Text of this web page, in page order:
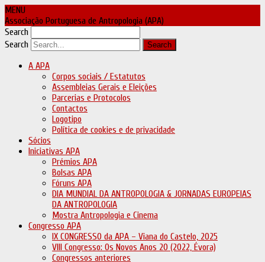
MENU
Associação Portuguesa de Antropologia (APA)
Search
Search
A APA
Corpos sociais / Estatutos
Assembleias Gerais e Eleições
Parcerias e Protocolos
Contactos
Logotipo
Política de cookies e de privacidade
Sócios
Iniciativas APA
Prémios APA
Bolsas APA
Fóruns APA
DIA MUNDIAL DA ANTROPOLOGIA & JORNADAS EUROPEIAS
DA ANTROPOLOGIA
Mostra Antropologia e Cinema
Congresso APA
IX CONGRESSO da APA – Viana do Castelo, 2025
VIII Congresso: Os Novos Anos 20 (2022, Évora)
Congressos anteriores